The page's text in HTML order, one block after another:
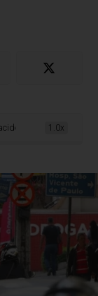
com motos por
1.0x